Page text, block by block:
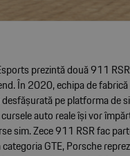
prezintă două 911
În 2020, echipa de
pe platforma de
auto reale își vor
sim. Zece 911 RSR fac
GTE, Porsche